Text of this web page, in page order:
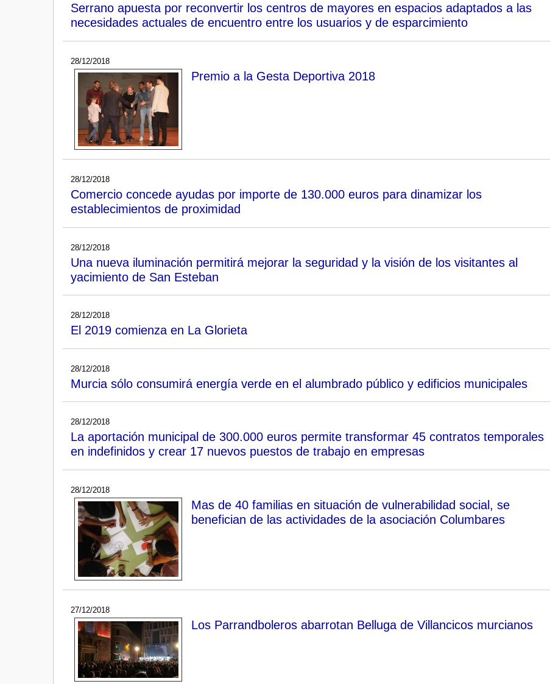
Serrano apuesta por reconvertir los centros de mayores en espacios adaptados a las
necesidades actuales de encuentro entre los usuarios y de esparcimiento
28/12/2018
Premio a la Gesta Deportiva 2018
28/12/2018
Comercio concede ayudas por importe de 130.000 euros para dinamizar los
establecimientos de proximidad
28/12/2018
Una nueva iluminación permitirá mejorar la seguridad y la visión de los visitantes al
yacimiento de San Esteban
28/12/2018
El 2019 comienza en La Glorieta
28/12/2018
Murcia sólo consumirá energía verde en el alumbrado público y edificios municipales
28/12/2018
La aportación municipal de 300.000 euros permite transformar 45 contratos temporales
en indefinidos y crear 17 nuevos puestos de trabajo en empresas
28/12/2018
Mas de 40 familias en situación de vulnerabilidad social, se
benefician de las actividades de la asociación Columbares
27/12/2018
Los Parrandboleros abarrotan Belluga de Villancicos murcianos